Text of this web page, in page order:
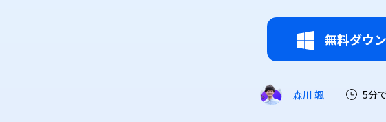
無料ダウ
森川 颯 5分